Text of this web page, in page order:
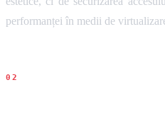
performanței în medii de